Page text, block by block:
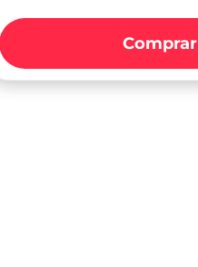
Comprar